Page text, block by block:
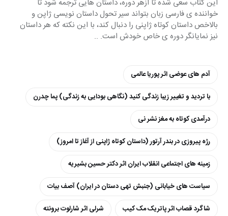
این کتاب سعی شده تا ازهر دوره، داستان هایی ترجمه شود تا
خواننده ی فارسی زبان بتواند سیر تحول داستان نویسی ژاپن و
بالاخص داستان کوتاه ژاپنی را دنبال کند، با این نکته که هر داستان
نیز نمایانگر دوره ی خاص خودش است. ..
آدم های عوضی اثر پوریا عالمی
با تردید و تغییر زیبا زندگی کنید (نگاهی بودایی به زندگی) پما چدرن
درآمدی کوتاه به مغز نشر نی
رژه پیروزی در بندر آرتور (داستان کوتاه ژاپنی از آغاز تا امروز)
زمینه های اجتماعی انقلاب ایران اثر دکتر حسین بشیریه
سیاست های خیابانی (جنبش تهی دستان در ایران) آصف بیات
شاگرد قصاب اثر پاتریک مک کیب
شرلی اثر شارلوت برونته